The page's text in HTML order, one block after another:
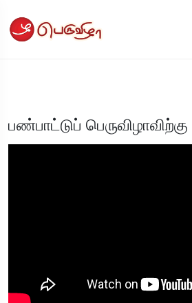
பண்பாட்டுப் பெருவிழாவிற்கு